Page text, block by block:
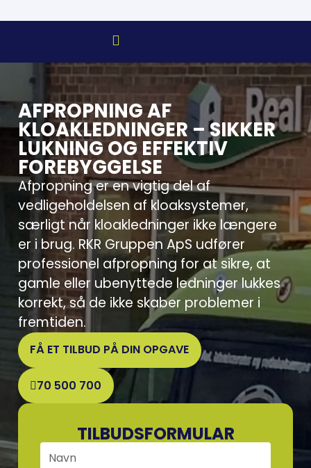
AFPROPNING AF
KLOAKLEDNINGER – SIKKER
LUKNING OG EFFEKTIV
FOREBYGGELSE
Afpropning er en vigtig del af
vedligeholdelsen af kloaksystemer,
særligt når kloakledninger ikke længere
er i brug. RKR Gruppen ApS udfører
professionel afpropning for at sikre, at
gamle eller ubenyttede ledninger lukkes
korrekt, så de ikke skaber problemer i
fremtiden.
FÅ ET TILBUD PÅ DIN OPGAVE
70 500 700
TILBUDSFORMULAR